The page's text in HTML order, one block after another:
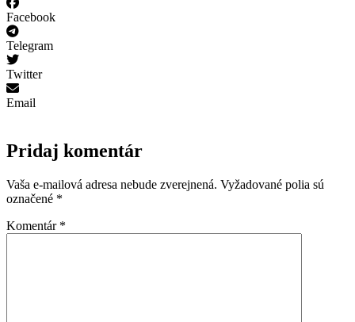
Facebook
Telegram
Twitter
Email
Pridaj komentár
Vaša e-mailová adresa nebude zverejnená. Vyžadované polia sú
označené *
Komentár *